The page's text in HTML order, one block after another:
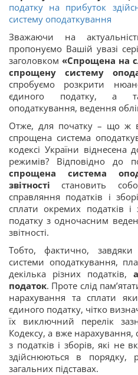
податку на прибуток
систему оподаткування
Зважаючи на
пропонуємо Вашій увазі
заголовком «Спрощена на
спрощену систему
спробуємо розкрити
єдиного податку, а
оподаткування, ведення
Отже, для початку – що ж
спрощена система
кодексі України віднесена
режимів? Відповідно до
спрощена система
звітностістановить
справляння податків і
сплати окремих податків
податку з одночасним
звітності.
Тобто, фактично, завдяки
системи оподаткування,
декілька різних податків,
податок. Проте слід
нарахування та сплати
єдиного податку, чітко
їх виключний перелік
Кодексу, а вже нарахування,
з податків і зборів, які не
здійснюються в порядку,
загальних підставах.